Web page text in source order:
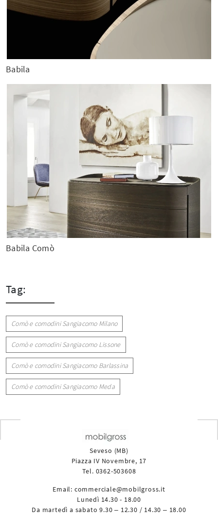
Babila
Babila Comò
Tag:
Comò e comodini Sangiacomo Milano
Comò e comodini Sangiacomo Lissone
Comò e comodini Sangiacomo Barlassina
Comò e comodini Sangiacomo Meda
Seveso (MB)
Piazza IV Novembre, 17
Tel. 0362-503608
Email: commerciale@mobilgross.it
Lunedì 14.30 - 18.00
Da martedì a sabato 9.30 – 12.30 / 14.30 – 18.00